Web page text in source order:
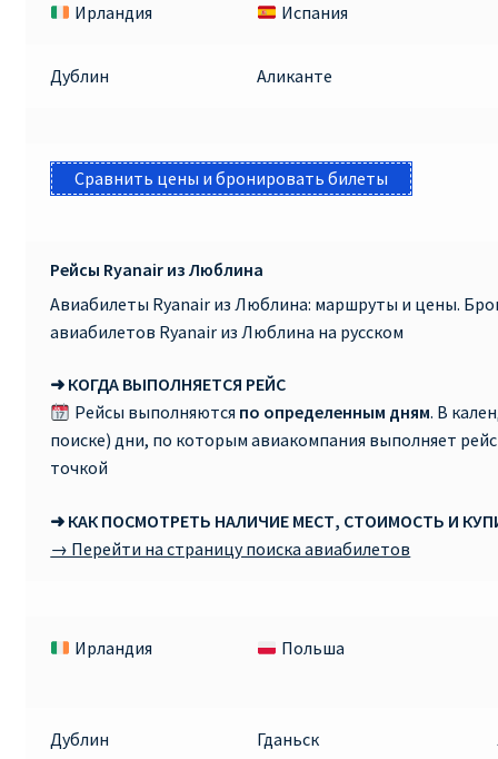
Ирландия Испания
Дублин Аликанте
Сравнить цены и бронировать билеты
Рейсы Ryanair из Люблина
Авиабилеты Ryanair из Люблина: маршруты и цены.
авиабилетов Ryanair из Люблина на русском
➜ КОГДА ВЫПОЛНЯЕТСЯ РЕЙС
Рейсы выполняются по определенным дням. В
поиске) дни, по которым авиакомпания выполняет
точкой
➜ КАК ПОСМОТРЕТЬ НАЛИЧИЕ МЕСТ, СТОИМОСТЬ И
→ Перейти на страницу поиска авиабилетов
Ирландия
Польша
Дублин Гданьск